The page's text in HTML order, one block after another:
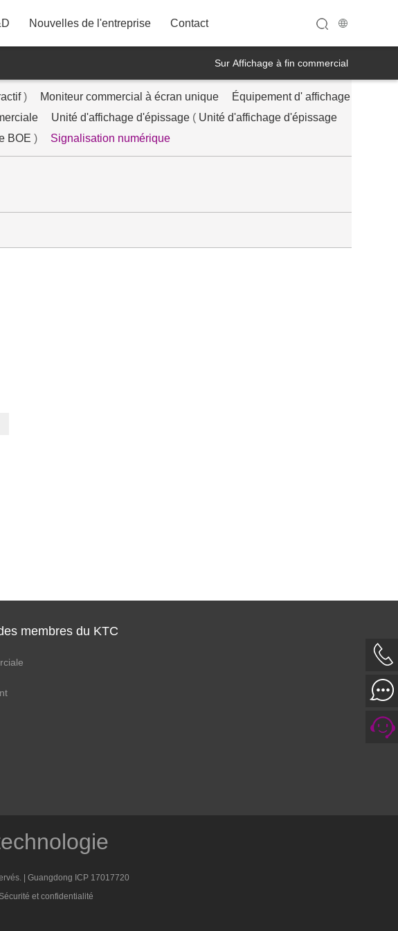
Nouvelles de l'entreprise Contact
32A12FWT
Sur Affichage à fin commercial
) Moniteur commercial à écran unique
Équipement d' affichage
Unité d'affichage d'épissage ( Unité d'affichage d'épissage
BOE ) Signalisation numérique
membres du KTC
| Guangdong ICP 17017720
Sécurité et confidentialité